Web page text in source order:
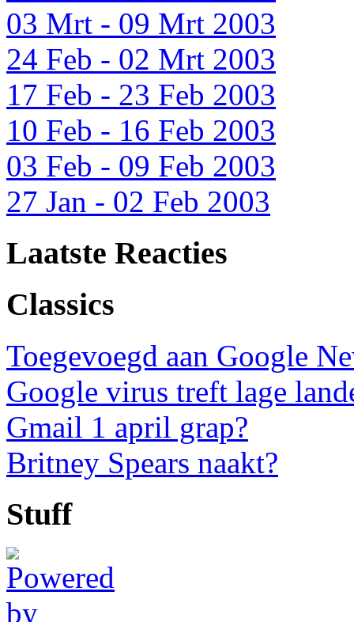
03 Mrt - 09 Mrt 2003
24 Feb - 02 Mrt 2003
17 Feb - 23 Feb 2003
10 Feb - 16 Feb 2003
03 Feb - 09 Feb 2003
27 Jan - 02 Feb 2003
Laatste Reacties
Classics
Toegevoegd aan Google
Google virus treft lage
Gmail 1 april grap?
Britney Spears naakt?
Stuff